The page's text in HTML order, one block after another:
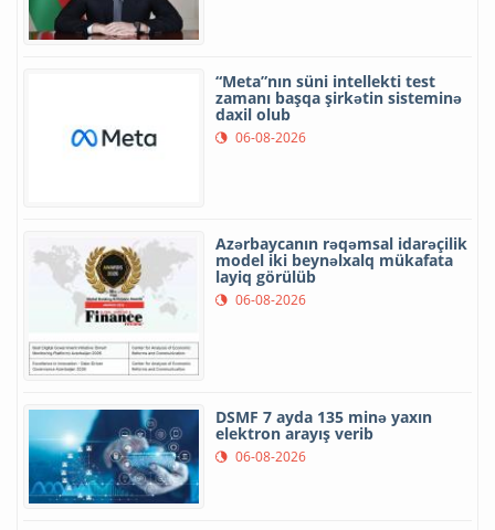
“Meta”nın süni intellekti test
zamanı başqa şirkətin sisteminə
daxil olub
06-08-2026
Azərbaycanın rəqəmsal idarəçilik
model iki beynəlxalq mükafata
layiq görülüb
06-08-2026
DSMF 7 ayda 135 minə yaxın
elektron arayış verib
06-08-2026